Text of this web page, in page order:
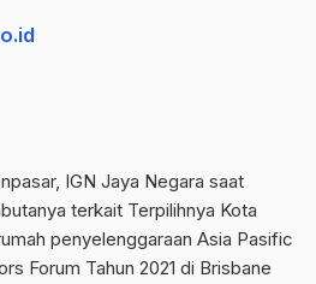
IGN Jaya Negara saat
terkait Terpilihnya Kota
penyelenggaraan Asia Pasific
Forum Tahun 2021 di Brisbane